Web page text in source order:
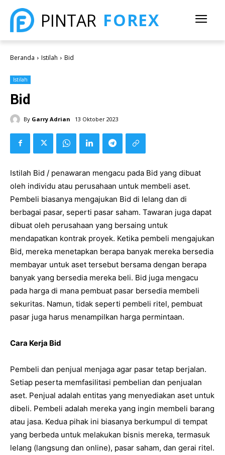
PINTAR FOREX
Beranda Istilah Bid
Istilah
Bid
By Garry Adrian 13 Oktober 2023
Istilah Bid / penawaran mengacu pada Bid yang dibuat
oleh individu atau perusahaan untuk membeli aset.
Pembeli biasanya mengajukan Bid di lelang dan di
berbagai pasar, seperti pasar saham. Tawaran juga dapat
dibuat oleh perusahaan yang bersaing untuk
mendapatkan kontrak proyek. Ketika pembeli mengajukan
Bid, mereka menetapkan berapa banyak mereka bersedia
membayar untuk aset tersebut bersama dengan berapa
banyak yang bersedia mereka beli. Bid juga mengacu
pada harga di mana pembuat pasar bersedia membeli
sekuritas. Namun, tidak seperti pembeli ritel, pembuat
pasar juga harus menampilkan harga permintaan.
Cara Kerja Bid
Pembeli dan penjual menjaga agar pasar tetap berjalan.
Setiap peserta memfasilitasi pembelian dan penjualan
aset. Penjual adalah entitas yang menyediakan aset untuk
dibeli. Pembeli adalah mereka yang ingin membeli barang
atau jasa. Kedua pihak ini biasanya berkumpul di tempat
yang berbeda untuk melakukan bisnis mereka, termasuk
lelang (langsung dan online), pasar saham, dan gerai ritel.